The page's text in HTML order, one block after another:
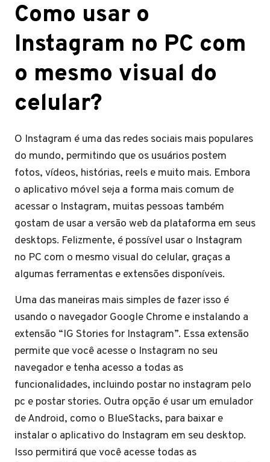
Como usar o
Instagram no PC com
o mesmo visual do
celular?
O Instagram é uma das redes sociais mais populares
do mundo, permitindo que os usuários postem
fotos, vídeos, histórias, reels e muito mais. Embora
o aplicativo móvel seja a forma mais comum de
acessar o Instagram, muitas pessoas também
gostam de usar a versão web da plataforma em seus
desktops. Felizmente, é possível usar o Instagram
no PC com o mesmo visual do celular, graças a
algumas ferramentas e extensões disponíveis.
Uma das maneiras mais simples de fazer isso é
usando o navegador Google Chrome e instalando a
extensão “IG Stories for Instagram”. Essa extensão
permite que você acesse o Instagram no seu
navegador e tenha acesso a todas as
funcionalidades, incluindo postar no instagram pelo
pc e postar stories. Outra opção é usar um emulador
de Android, como o BlueStacks, para baixar e
instalar o aplicativo do Instagram em seu desktop.
Isso permitirá que você acesse todas as